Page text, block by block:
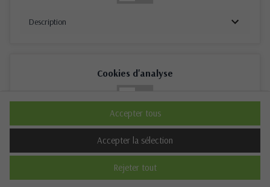
Description
Cookies d'analyse
Description
Cookies de performance
Rejeter tout
Accepter la sélection
Accepter tous